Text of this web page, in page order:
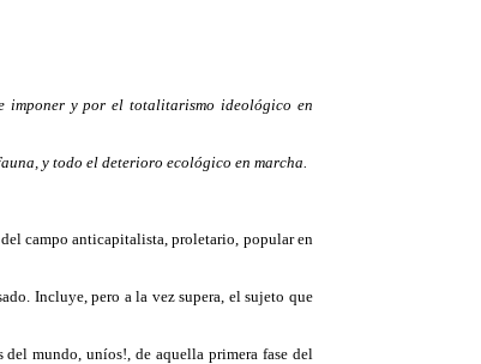
imponer y por el totalitarismo ideológico en
y todo el deterioro ecológico en marcha.
campo anticapitalista, proletario, popular en
Incluye, pero a la vez supera, el sujeto que
mundo, uníos!, de aquella primera fase del